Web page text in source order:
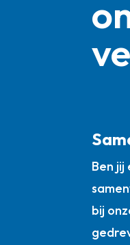
Ben
bij